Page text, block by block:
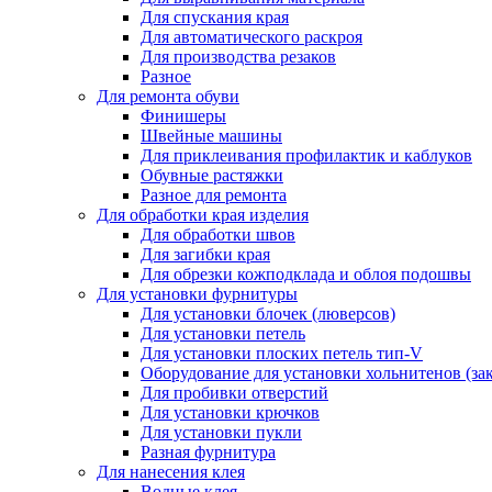
Для спускания края
Для автоматического раскроя
Для производства резаков
Разное
Для ремонта обуви
Финишеры
Швейные машины
Для приклеивания профилактик и каблуков
Обувные растяжки
Разное для ремонта
Для обработки края изделия
Для обработки швов
Для загибки края
Для обрезки кожподклада и облоя подошвы
Для установки фурнитуры
Для установки блочек (люверсов)
Для установки петель
Для установки плоских петель тип-V
Оборудование для установки хольнитенов
Для пробивки отверстий
Для установки крючков
Для установки пукли
Разная фурнитура
Для нанесения клея